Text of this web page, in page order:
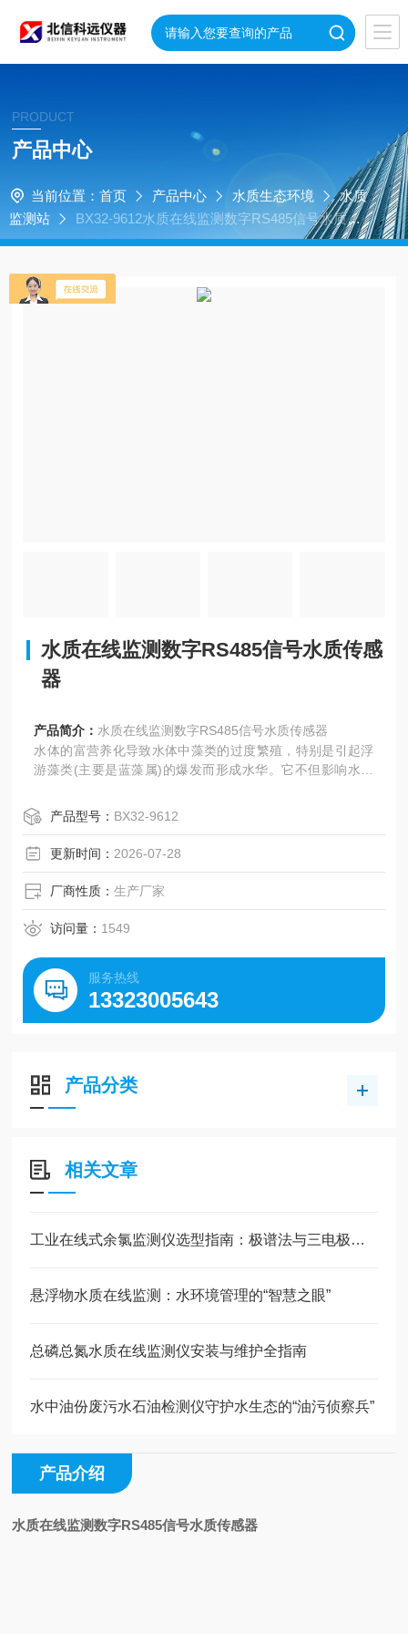
PRODUCT
产品中心
当前位置： 首页 产品中心 水质生态环境
水质
监测站
BX32-9612水质在线监测数字RS485信号水质传
感器
水质在线监测数字RS485信号水质传感
器
产品简介： 水质在线监测数字RS485信号水质传感器
水体的富营养化导致水体中藻类的过度繁殖，特别是引起浮
游藻类(主要是蓝藻属)的爆发而形成水华。它不但影响水体
生an全带来严重威胁。在美国、日本、澳大利亚、巴西等国
皆有报道因藻毒素引起鱼类、家畜及人中毒死亡的事件发
生。在我国的滇池、太湖、巢湖、洱海等水体中，检测出藻
毒素浓度值为卫生组织规定饮用水藻毒素含量
产品型号： BX32-9612
更新时间： 2026-07-28
厂商性质：生产厂家
访问量： 1549
服务热线
13323005643
产品分类
相关文章
工业在线式余氯监测仪选型指南：极谱法与三电极法如何抉择？
悬浮物水质在线监测：水环境管理的“智慧之眼”
总磷总氮水质在线监测仪安装与维护全指南
水中油份废污水石油检测仪守护水生态的“油污侦察兵”
产品介绍
水质在线监测数字RS485信号水质传感器